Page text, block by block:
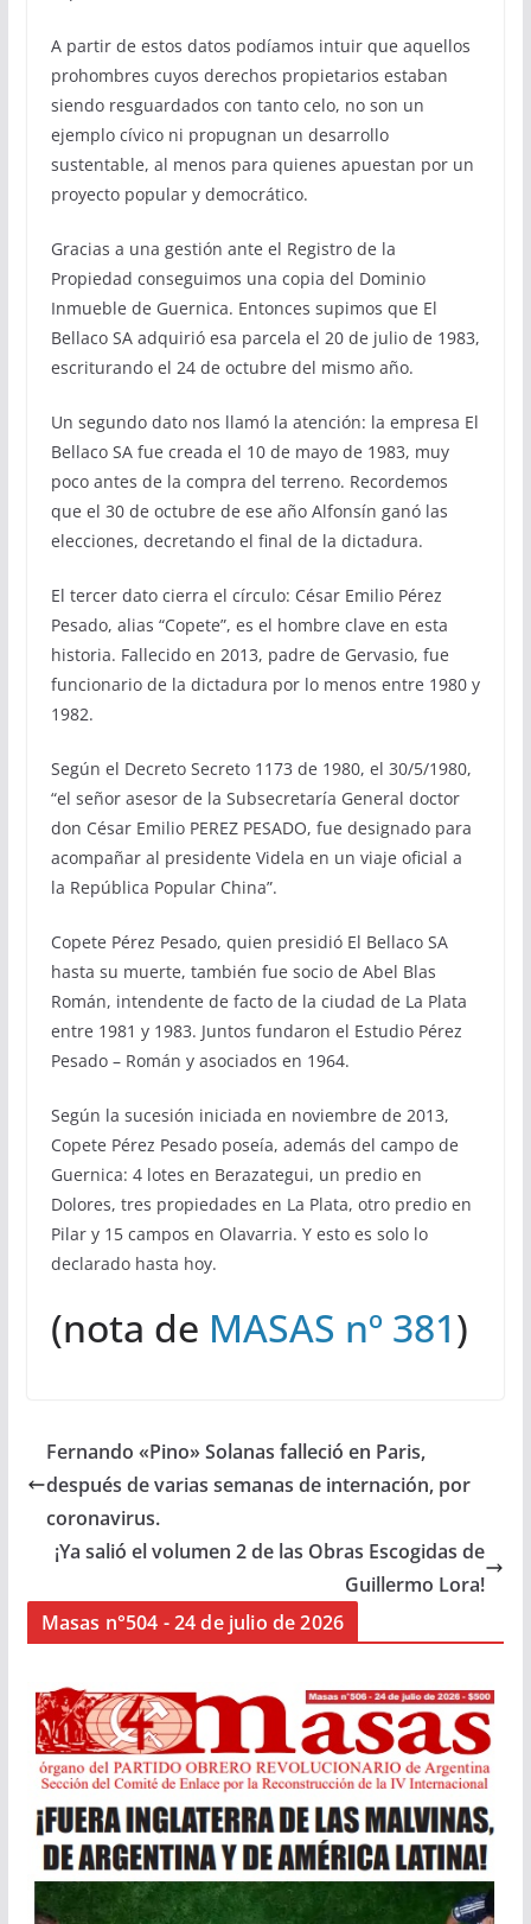
A partir de estos datos podíamos intuir que aquellos
prohombres cuyos derechos propietarios estaban
siendo resguardados con tanto celo, no son un
ejemplo cívico ni propugnan un desarrollo
sustentable, al menos para quienes apuestan por un
proyecto popular y democrático.
Gracias a una gestión ante el Registro de la
Propiedad conseguimos una copia del Dominio
Inmueble de Guernica. Entonces supimos que El
Bellaco SA adquirió esa parcela el 20 de julio de 1983,
escriturando el 24 de octubre del mismo año.
Un segundo dato nos llamó la atención: la empresa El
Bellaco SA fue creada el 10 de mayo de 1983, muy
poco antes de la compra del terreno. Recordemos
que el 30 de octubre de ese año Alfonsín ganó las
elecciones, decretando el final de la dictadura.
El tercer dato cierra el círculo: César Emilio Pérez
Pesado, alias “Copete”, es el hombre clave en esta
historia. Fallecido en 2013, padre de Gervasio, fue
funcionario de la dictadura por lo menos entre 1980 y
1982.
Según el Decreto Secreto 1173 de 1980, el 30/5/1980,
“el señor asesor de la Subsecretaría General doctor
don César Emilio PEREZ PESADO, fue designado para
acompañar al presidente Videla en un viaje oficial a
la República Popular China”.
Copete Pérez Pesado, quien presidió El Bellaco SA
hasta su muerte, también fue socio de Abel Blas
Román, intendente de facto de la ciudad de La Plata
entre 1981 y 1983. Juntos fundaron el Estudio Pérez
Pesado – Román y asociados en 1964.
Según la sucesión iniciada en noviembre de 2013,
Copete Pérez Pesado poseía, además del campo de
Guernica: 4 lotes en Berazategui, un predio en
Dolores, tres propiedades en La Plata, otro predio en
Pilar y 15 campos en Olavarria. Y esto es solo lo
declarado hasta hoy.
(nota de MASAS nº 381)
Fernando «Pino» Solanas falleció en Paris,
después de varias semanas de internación, por
coronavirus.
¡Ya salió el volumen 2 de las Obras Escogidas de
Guillermo Lora!
Masas n°504 - 24 de julio de 2026